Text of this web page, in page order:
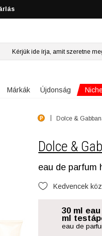
Márkák Újdonság
Dolce &
Dolce &
eau de parfum
Kedvencek
30 ml
ml
eau de